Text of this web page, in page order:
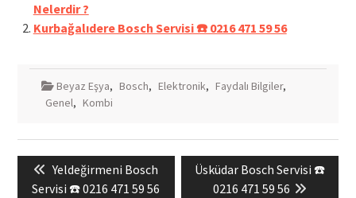
Nelerdir ?
Kurbağalıdere Bosch Servisi ☎️ 0216 471 59 56
Beyaz Eşya, Bosch, Elektronik, Faydalı Bilgiler,
Genel, Kombi
Yazı
gezinmesi
Previous
post:
Yeldeğirmeni Bosch
Servisi ☎️ 0216 471 59 56
Next
post:
Üsküdar Bosch Servisi ☎️
0216 471 59 56